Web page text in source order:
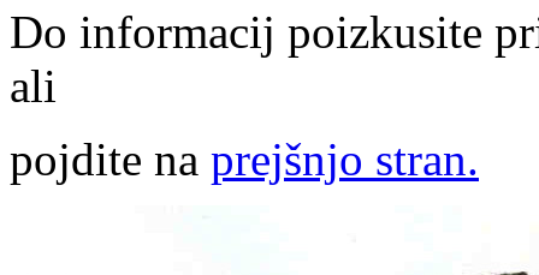
Do informacij poizkusite
ali
pojdite na prejšnjo stran.